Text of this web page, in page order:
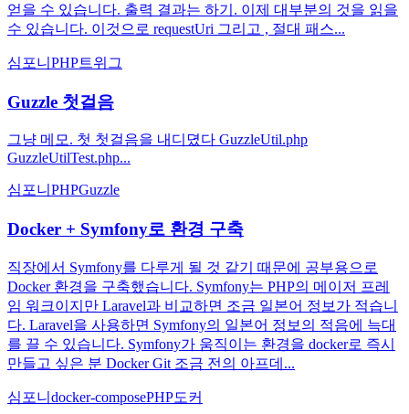
얻을 수 있습니다. 출력 결과는 하기. 이제 대부분의 것을 읽을
수 있습니다. 이것으로 requestUri 그리고 , 절대 패스...
심포니 PHP트위그
Guzzle 첫걸음
그냥 메모. 첫 첫걸음을 내디뎠다 GuzzleUtil.php
GuzzleUtilTest.php...
심포니 PHPGuzzle
Docker + Symfony로 환경 구축
직장에서 Symfony를 다루게 될 것 같기 때문에 공부용으로
Docker 환경을 구축했습니다. Symfony는 PHP의 메이저 프레
임 워크이지만 Laravel과 비교하면 조금 일본어 정보가 적습니
다. Laravel을 사용하면 Symfony의 일본어 정보의 적음에 늑대
를 끌 수 있습니다. Symfony가 움직이는 환경을 docker로 즉시
만들고 싶은 분 Docker Git 조금 전의 아프데...
심포니 docker-composePHP도커